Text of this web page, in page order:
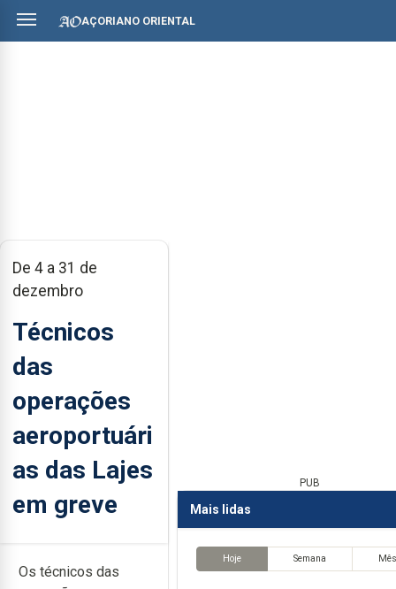
AÇORIANO ORIENTAL
De 4 a 31 de
dezembro
Técnicos
das
operações
aeroportuári
as das Lajes
em greve
Os técnicos das
PUB
Mais lidas
Hoje Semana